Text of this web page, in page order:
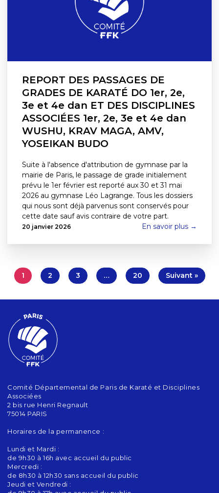
REPORT DES PASSAGES DE
GRADES DE KARATÉ DO 1er, 2e,
3e et 4e dan ET DES DISCIPLINES
ASSOCIÉES 1er, 2e, 3e et 4e dan
WUSHU, KRAV MAGA, AMV,
YOSEIKAN BUDO
Suite à l'absence d'attribution de gymnase par la
mairie de Paris, le passage de grade initialement
prévu le 1er février est reporté aux 30 et 31 mai
2026 au gymnase Léo Lagrange. Tous les dossiers
qui nous sont déjà parvenus sont conservés pour
cette date sauf avis contraire de votre part.
20 janvier 2026 En savoir plus →
1 2 3 … 20 Suivant »
Comité Départemental de Paris de Karaté et Disciplines
Associées
2 bis rue Henri Regnault
75014 PARIS
Horaires de la permanence :
Lundi et Mardi :
de 9h30 à 16h avec accueil du public
Mercredi :
de 8h30 à 12h30 sans accueil du public
Jeudi et Vendredi :